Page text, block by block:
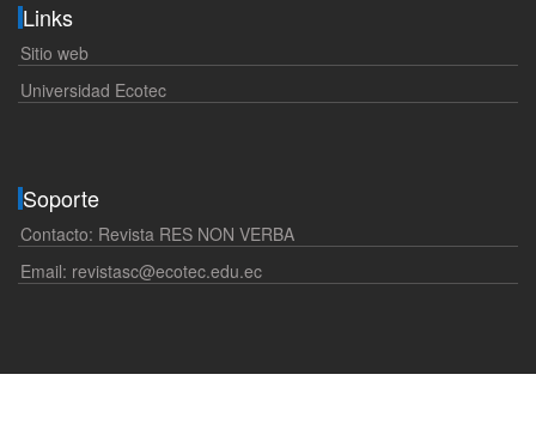
Links
Sitio web
Universidad Ecotec
Soporte
Contacto: Revista RES NON VERBA
Email: revistasc@ecotec.edu.ec